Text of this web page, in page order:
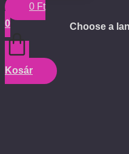
0 Ft
0
Kosár
Choose a